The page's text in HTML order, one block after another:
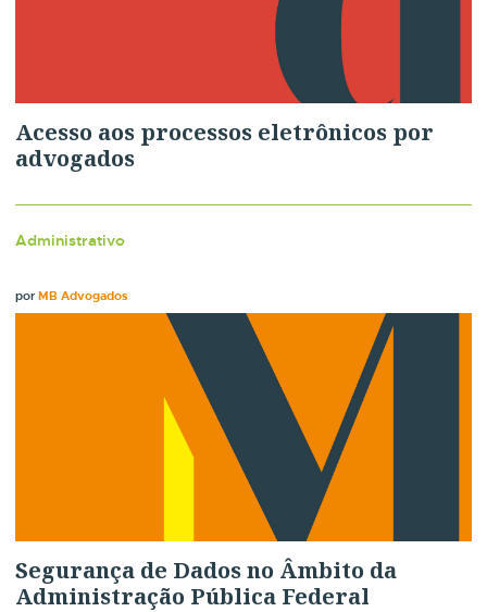
Acesso aos processos eletrônicos por
advogados
Administrativo
porMB Advogados
Segurança de Dados no Âmbito da
Administração Pública Federal